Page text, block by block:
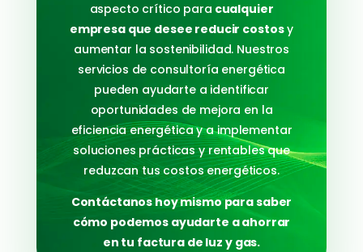
aspecto crítico para cualquier
empresa que desee reducir costosy
aumentar la sostenibilidad. Nuestros
servicios de consultoría energética
pueden ayudarte a identificar
oportunidades de mejora en la
eficiencia energética y a implementar
soluciones prácticas y rentables que
reduzcan tus costos energéticos.
Contáctanos hoy mismo para saber
cómo podemos ayudarte a ahorrar
en tu factura de luz y gas.